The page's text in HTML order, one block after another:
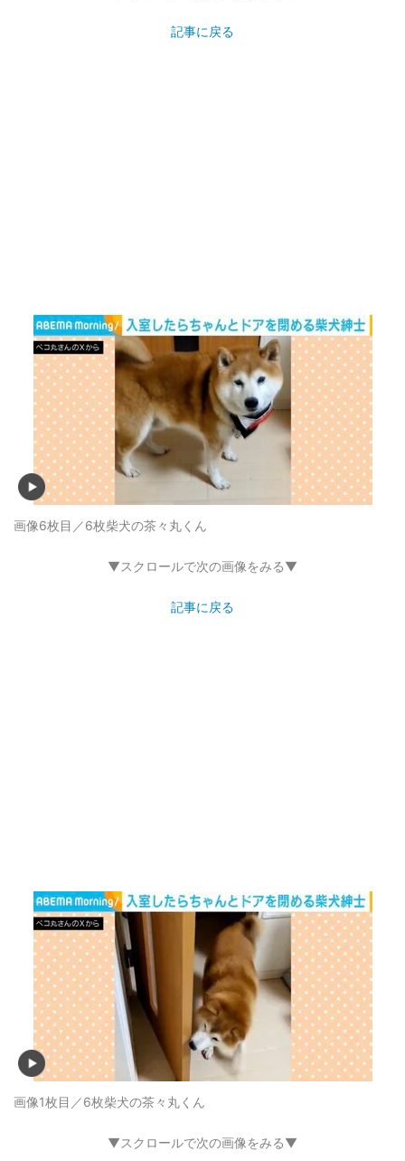
記事に戻る
画像6枚目／6枚柴犬の茶々丸くん
▼スクロールで次の画像をみる▼
記事に戻る
画像1枚目／6枚柴犬の茶々丸くん
▼スクロールで次の画像をみる▼